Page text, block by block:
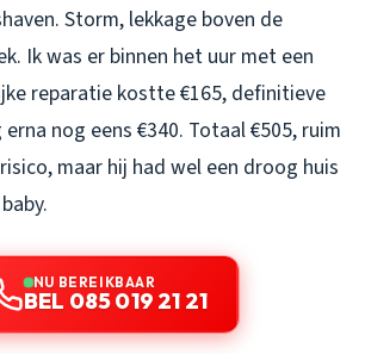
Storm, lekkage boven de
Ik was er binnen het uur met een
reparatie kostte €165, definitieve
nog eens €340. Totaal €505, ruim
maar hij had wel een droog huis
NU BEREIKBAAR
BEL 085 019 21 21